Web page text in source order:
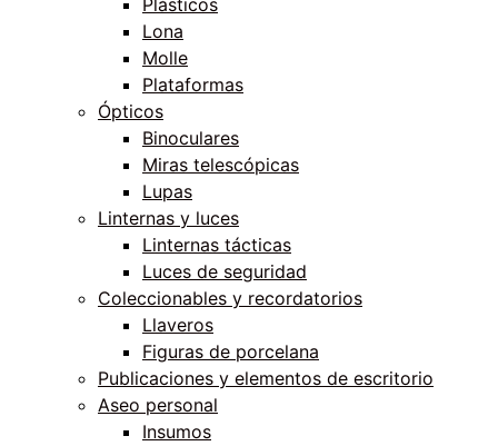
Plásticos
Lona
Molle
Plataformas
Ópticos
Binoculares
Miras telescópicas
Lupas
Linternas y luces
Linternas tácticas
Luces de seguridad
Coleccionables y recordatorios
Llaveros
Figuras de porcelana
Publicaciones y elementos de escritorio
Aseo personal
Insumos